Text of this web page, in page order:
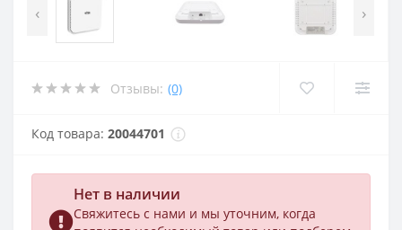
‹ ›
Отзывы: (0)
Код товара: 20044701
Нет в наличии
Свяжитесь с нами и мы уточним, когда